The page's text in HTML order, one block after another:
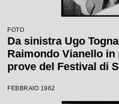
FOTO
Da sinistra Ugo
Raimondo Vianello in
prove del Festival di
FEBBRAIO 1962